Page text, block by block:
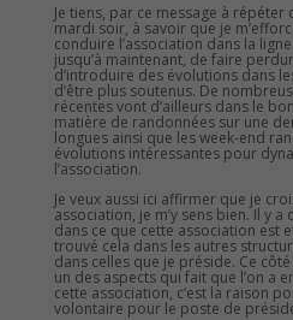
Je tiens, par ce message à répéter
mardi soir, à savoir que je
conduire l’association dans la
jusqu’à maintenant, de faire
d’introduire des évolutions dans
d’être plus soutenus. De
récentes vont d’ailleurs dans le
matière de randonnées sur une
longues ainsi que les week-end
évolutions intéressantes pour
l’association.
Je veux aussi ici affirmer que je
association, je m’y sens bien. Il y
dans ce que cette association est
trouvé cela dans les autres
dans celles que je préside. Ce
un des aspects qui fait que l’on a
cette association, c’est la raison
volontaire pour le poste de